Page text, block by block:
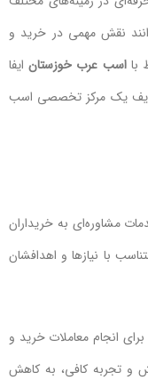
نقش مهمی در خرید و
بااسب عرب خوزستانایفا
یک مرکز تخصصی اسب
مشاوره‌ای به خریداران
با نیازها و اهدافشان
انجام معاملات خرید و
و تجربه کافی، به کاهش